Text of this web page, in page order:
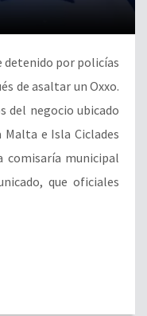
detenido por policías
de asaltar un Oxxo.
del negocio ubicado
e Isla Ciclades
comisaría municipal
que oficiales